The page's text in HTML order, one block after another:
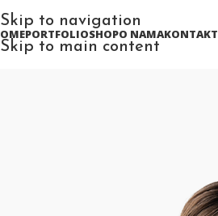
Skip to navigation
Skip to main content
PORTFOLIOSHOPO NAMAKONTAKT